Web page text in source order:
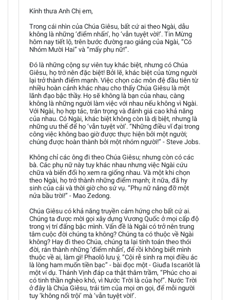
Kính thưa Anh Chị em,
Trong cái nhìn của Chúa Giêsu, bất cứ ai theo Ngài, dẫu
không là những ‘điểm nhấn’, họ ‘vẫn tuyệt vời!’. Tin Mừng
hôm nay tiết lộ, trên bước đường rao giảng của Ngài, “Có
Nhóm Mười Hai” và “mấy phụ nữ!”.
Đó là những cộng sự viên tuy khác biệt, nhưng có Chúa
Giêsu, họ trở nên đặc biệt! Bởi lẽ, khác biệt của từng người
lại trở thành điểm mạnh. Việc chọn các môn đệ đầu tiên từ
nhiều hoàn cảnh khác nhau cho thấy Chúa Giêsu là một
lãnh đạo bậc thầy. Họ sẽ không là bạn của nhau, càng
không là những người làm việc với nhau nếu không vì Ngài.
Với Ngài, họ hợp tác, trân trọng và đánh giá cao khả năng
của nhau. Có Ngài, khác biệt không còn là dị biệt, nhưng là
những ưu thế để họ ‘vẫn tuyệt vời’. “Những điều vĩ đại trong
công việc không bao giờ được thực hiện bởi một người;
chúng được hoàn thành bởi một nhóm người!” - Steve Jobs.
Không chỉ các ông đi theo Chúa Giêsu; nhưng còn có các
bà. Các phụ nữ này tuy khác nhau nhưng việc Ngài cứu
chữa và biến đổi họ xem ra giống nhau. Và một khi chọn
theo Ngài, họ trở thành những điểm mạnh; ít nữa, đã hy
sinh của cải và thời giờ cho sứ vụ. “Phụ nữ nâng đỡ một
nửa bầu trời!” - Mao Zedong.
Chúa Giêsu có khả năng truyền cảm hứng cho bất cứ ai.
Chúng ta được mời gọi xây dựng Vương Quốc ở mọi cấp độ
trong vị trí đấng bậc mình. Vấn đề là Ngài có trở nên trung
tâm cuộc đời chúng ta không? Chúng ta có thuộc về Ngài
không? Hay đi theo Chúa, chúng ta lại tính toán theo thói
đời, rán thành những ‘điểm nhấn’, để rồi không biết mình
thuộc về ai, làm gì! Phaolô lưu ý, “Cội rễ sinh ra mọi điều ác
là lòng ham muốn tiền bạc” - bài đọc một - Giuđa Iscariôt là
một ví dụ. Thánh Vịnh đáp ca thật thâm trầm, “Phúc cho ai
có tinh thần nghèo khó, vì Nước Trời là của họ!”. Nước Trời
ở đây là Chúa Giêsu, trái tim của mọi ơn gọi, để mỗi người
tuy ‘không nổi trội’ mà ‘vẫn tuyệt vời!’.